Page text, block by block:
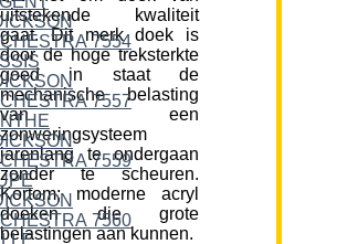
uitstekende kwaliteit
gaat. Dit merk doek is
door de hoge treksterkte
goed in staat de
mechanische belasting
van een
zonweringsysteem
jarenlang te ondergaan
zonder te scheuren.
Kortom; moderne acryl
doeken die grote
belastingen aan kunnen.